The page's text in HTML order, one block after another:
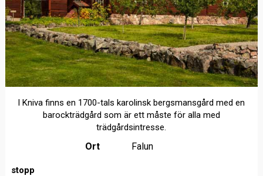
I Kniva finns en 1700-tals karolinsk bergsmansgård med en
barockträdgård som är ett måste för alla med
trädgårdsintresse.
Ort Falun
stopp